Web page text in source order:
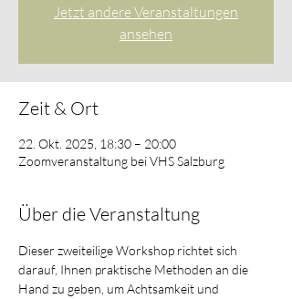
Jetzt andere Veranstaltungen
ansehen
Zeit & Ort
22. Okt. 2025, 18:30 – 20:00
Zoomveranstaltung bei VHS Salzburg
Über die Veranstaltung
Dieser zweiteilige Workshop richtet sich
darauf, Ihnen praktische Methoden an die
Hand zu geben, um Achtsamkeit und